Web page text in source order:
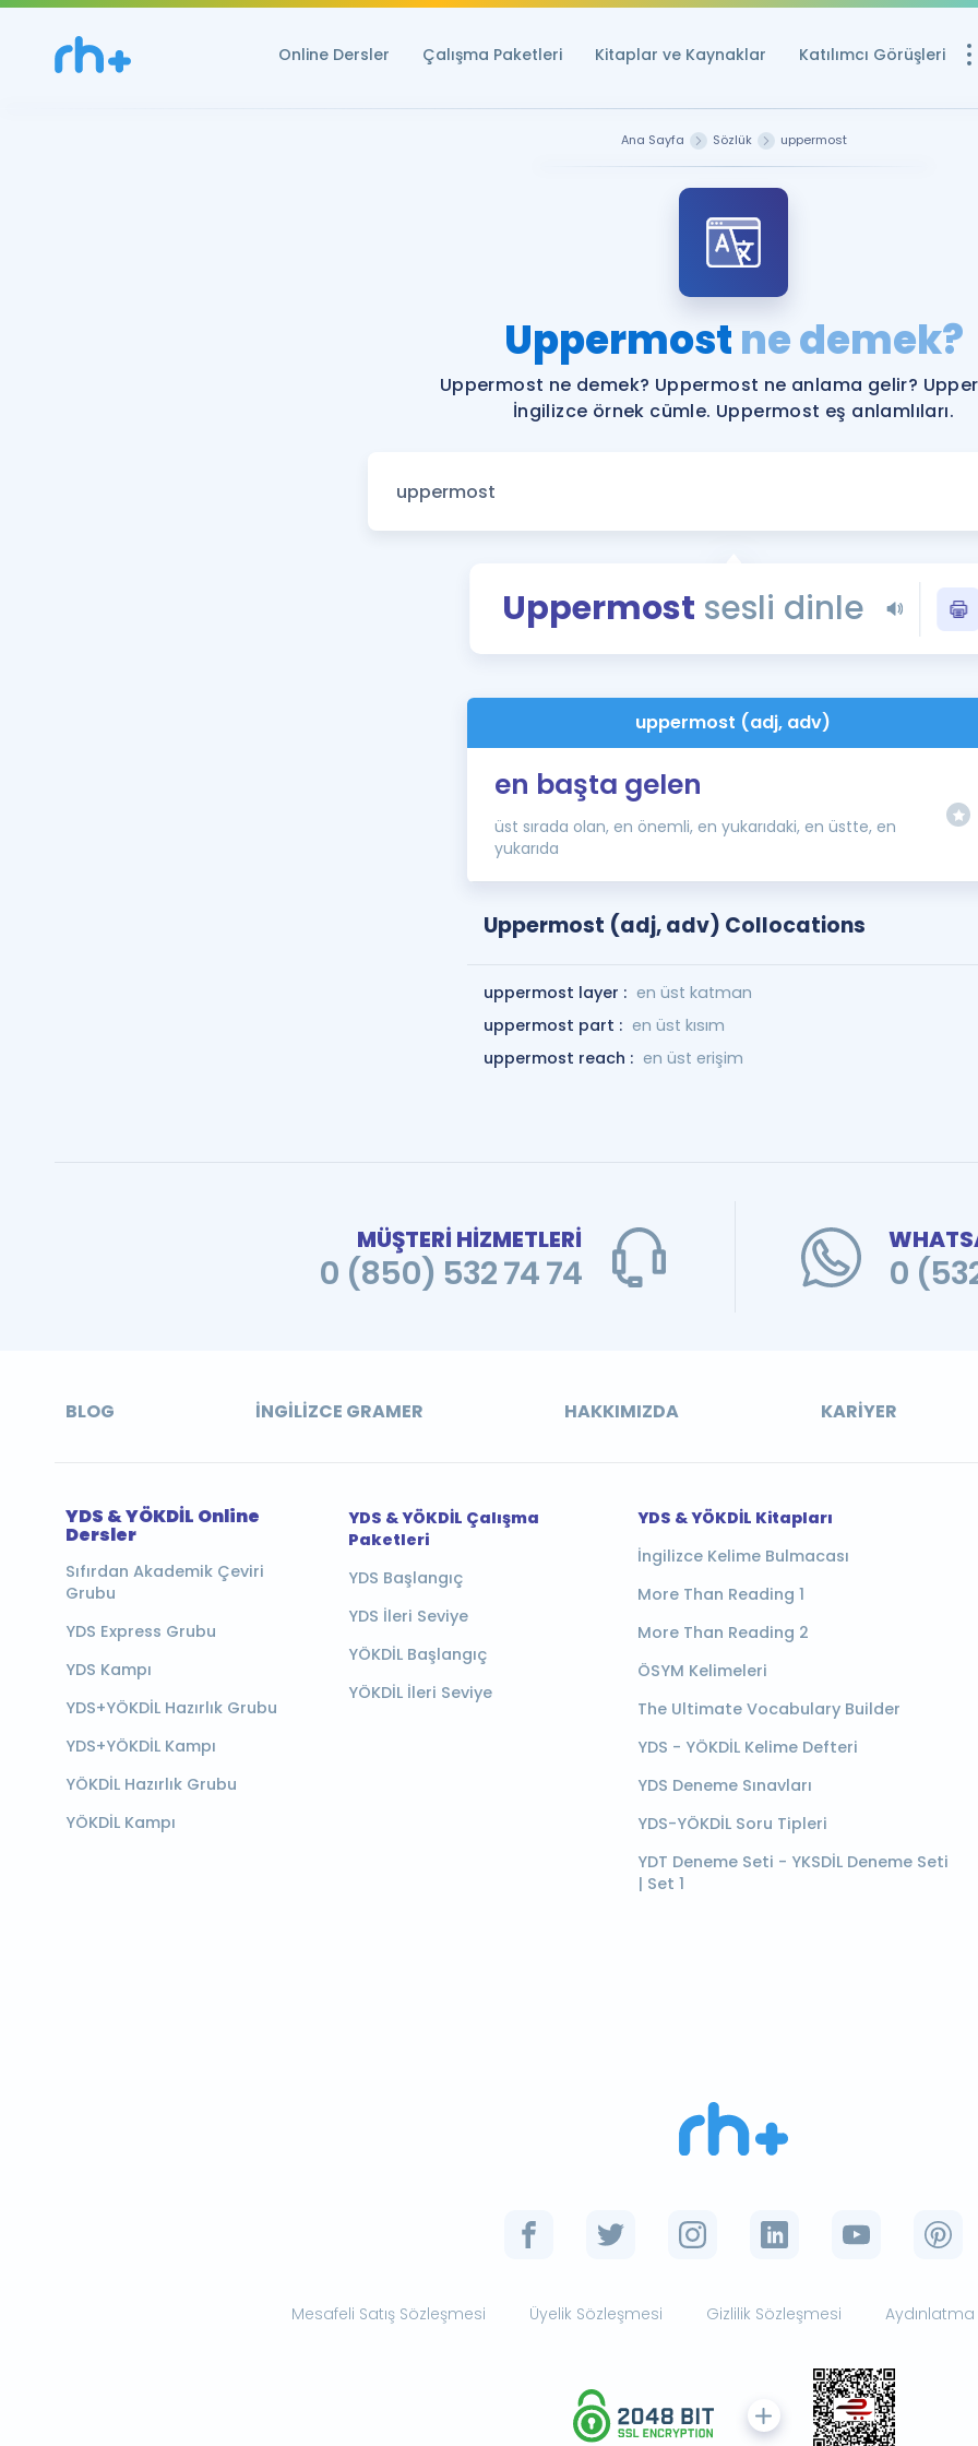
Online Dersler Çalışma Paketleri Kitaplar ve Kaynaklar Katılımcı Görüşleri
Ücretsiz
YDS ve YÖKDİL
YDS ve YÖKDİL'e
Tüm ÖSYM
YDS - YÖKDİL
İngilizce
Ana Sayfa Sözlük uppermost
Uppermostne demek?
Uppermost ne demek? Uppermost ne anlama gelir?
İngilizce örnek cümle. Uppermost eş anlamlıları.
Uppermost sesli dinle
uppermost (adj, adv)
en başta gelen
üst sırada olan, en önemli, en yukarıdaki, en üstte, en
yukarıda
Uppermost (adj, adv) Collocations
uppermost layer : en üst katman
uppermost part : en üst kısım
uppermost reach : en üst erişim
MÜŞTERİ HİZMETLERİ
0 (850) 532 74 74 0
BLOG İNGILIZCE GRAMER HAKKIMIZDA KARIYER
YDS & YÖKDİL Online
Dersler
Sıfırdan Akademik Çeviri
Grubu
YDS Express Grubu
YDS Kampı
YDS+YÖKDİL Hazırlık Grubu
YDS+YÖKDİL Kampı
YÖKDİL Hazırlık Grubu
YÖKDİL Kampı
YDS & YÖKDİL Çalışma
Paketleri
YDS Başlangıç
YDS İleri Seviye
YÖKDİL Başlangıç
YÖKDİL İleri Seviye
YDS & YÖKDİL Kitapları
İngilizce Kelime Bulmacası
More Than Reading 1
More Than Reading 2
ÖSYM Kelimeleri
The Ultimate Vocabulary Builder
YDS - YÖKDİL Kelime Defteri
YDS Deneme Sınavları
YDS-YÖKDİL Soru Tipleri
YDT Deneme Seti - YKSDİL Deneme Seti
| Set 1
Mesafeli Satış Sözleşmesi Üyelik Sözleşmesi Gizlilik Sözleşmesi